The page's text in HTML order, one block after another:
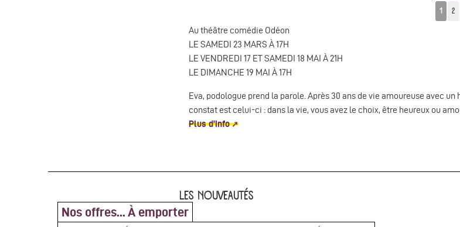
1
2
Au théâtre comédie Odéon
LE SAMEDI 23 MARS À 17H
LE VENDREDI 17 ET SAMEDI 18 MAI À 21H
LE DIMANCHE 19 MAI À 17H
Eva, podologue prend la parole. Après 30 ans de vie amoureuse avec
constat est celui-ci : dans la vie, vous avez le choix, être heureux ou
Plus d’info
LES NOUVEAUTÉS
Nos offres... À emporter